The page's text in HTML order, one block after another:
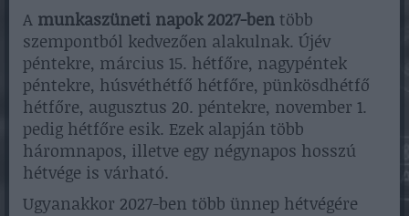
A munkaszüneti napok 2027-bentöbb
szempontból kedvezően alakulnak. Újév
péntekre, március 15. hétfőre, nagypéntek
péntekre, húsvéthétfő hétfőre, pünkösdhétfő
hétfőre, augusztus 20. péntekre, november 1.
pedig hétfőre esik. Ezek alapján több
háromnapos, illetve egy négynapos hosszú
hétvége is várható.
Ugyanakkor 2027-ben több ünnep hétvégére